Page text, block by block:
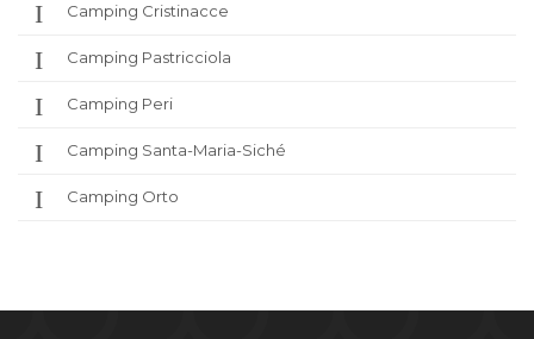
Camping Cristinacce
Camping Pastricciola
Camping Peri
Camping Santa-Maria-Siché
Camping Orto